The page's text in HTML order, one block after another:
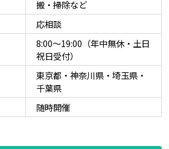
搬・掃除など
応相談
8:00〜19:00（年中無休・土日
祝日受付）
東京都・神奈川県・埼玉県・
千葉県
随時開催